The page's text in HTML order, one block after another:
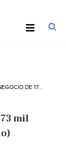
mil